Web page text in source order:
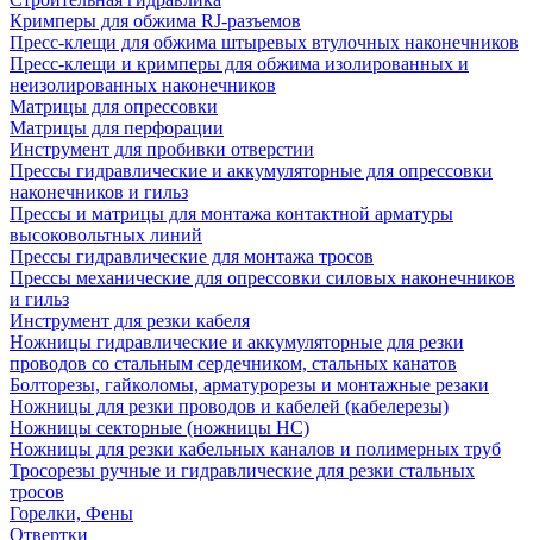
Кримперы для обжима RJ-разъемов
Пресс-клещи для обжима штыревых втулочных наконечников
Пресс-клещи и кримперы для обжима изолированных и
неизолированных наконечников
Матрицы для опрессовки
Матрицы для перфорации
Инструмент для пробивки отверстии
Прессы гидравлические и аккумуляторные для опрессовки
наконечников и гильз
Прессы и матрицы для монтажа контактной арматуры
высоковольтных линий
Прессы гидравлические для монтажа тросов
Прессы механические для опрессовки силовых наконечников
и гильз
Инструмент для резки кабеля
Ножницы гидравлические и аккумуляторные для резки
проводов со стальным сердечником, стальных канатов
Болторезы, гайколомы, арматурорезы и монтажные резаки
Ножницы для резки проводов и кабелей (кабелерезы)
Ножницы секторные (ножницы НС)
Ножницы для резки кабельных каналов и полимерных труб
Тросорезы ручные и гидравлические для резки стальных
тросов
Горелки, Фены
Отвертки